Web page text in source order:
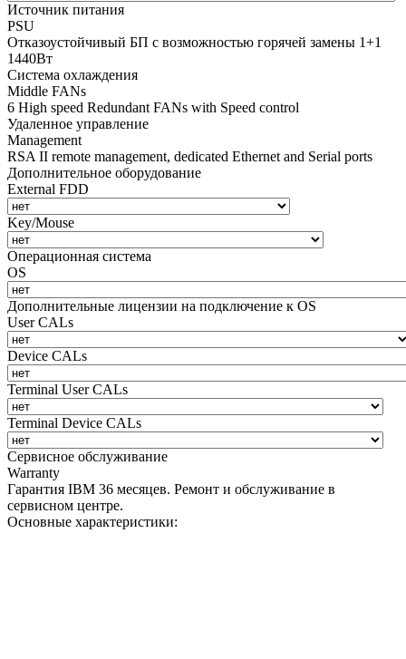
Источник питания
PSU
Отказоустойчивый БП с возможностью горячей замены 1+1
1440Вт
Система охлаждения
Middle FANs
6 High speed Redundant FANs with Speed control
Удаленное управление
Management
RSA II remote management, dedicated Ethernet and Serial ports
Дополнительное оборудование
External FDD
Key/Mouse
Операционная система
OS
Дополнительные лицензии на подключение к OS
User CALs
Device CALs
Terminal User CALs
Terminal Device CALs
Сервисное обслуживание
Warranty
Гарантия IBM 36 месяцев. Ремонт и обслуживание в
сервисном центре.
Основные характеристики: